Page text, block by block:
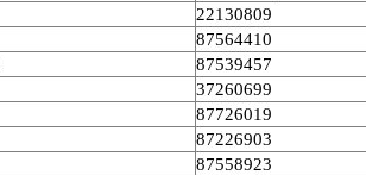
22130809
87564410
87539457
37260699
87726019
87226903
87558923